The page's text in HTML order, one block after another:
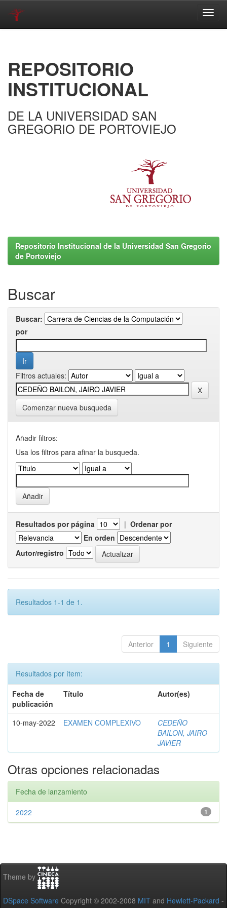
REPOSITORIO
INSTITUCIONAL
DE LA UNIVERSIDAD SAN
GREGORIO DE PORTOVIEJO
Repositorio Institucional de la Universidad San Gregorio
de Portoviejo
Buscar
Buscar:
por
Filtros actuales:
Comenzar nueva busqueda
Añadir filtros:
Usa los filtros para afinar la busqueda.
Resultados por página | Ordenar por
En orden
Autor/registro
Resultados 1-1 de 1.
Anterior 1 Siguiente
Resultados por ítem:
Fecha de
publicación
Título Autor(es)
10-may-2022 EXAMEN COMPLEXIVO
CEDEÑO
BAILON, JAIRO
JAVIER
Otras opciones relacionadas
Fecha de lanzamiento
1
2022
Theme by
DSpace Software Copyright © 2002-2008 MIT and Hewlett-Packard -